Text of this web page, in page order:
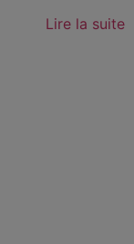
Lire la suite